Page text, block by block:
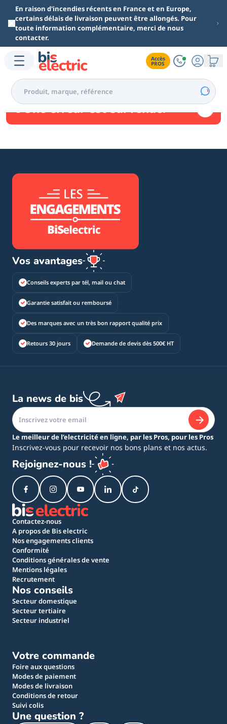
Aller au contenu principal
En raison d'incendies récents en France et en Europe,
certains délais de livraison peuvent être allongés. Pour
toute information complémentaire, merci de nous
contacter.
Accès
PROS
Une erreur est survenue.
Vos avantages
Conseils experts par tél, mail ou chat
Garantie satisfait ou remboursé
Des marques avec un très bon rapport qualité prix
Retours 30 jours Demande de devis dès 500€ HT
La news de bis
Le meilleur de l’electricité en ligne, par les Pros, pour les Pros
Inscrivez-vous pour recevoir nos bons plans et nos actus.
Rejoignez-nous !
Contactez-nous
A propos de Bis electric
Nos engagements clients
Conformité
Conditions générales de vente
Mentions légales
Recrutement
Nos conseils
Secteur domestique
Secteur tertiaire
Secteur industriel
Votre commande
Foire aux questions
Modes de paiement
Modes de livraison
Conditions de retour
Suivi colis
Une question ?